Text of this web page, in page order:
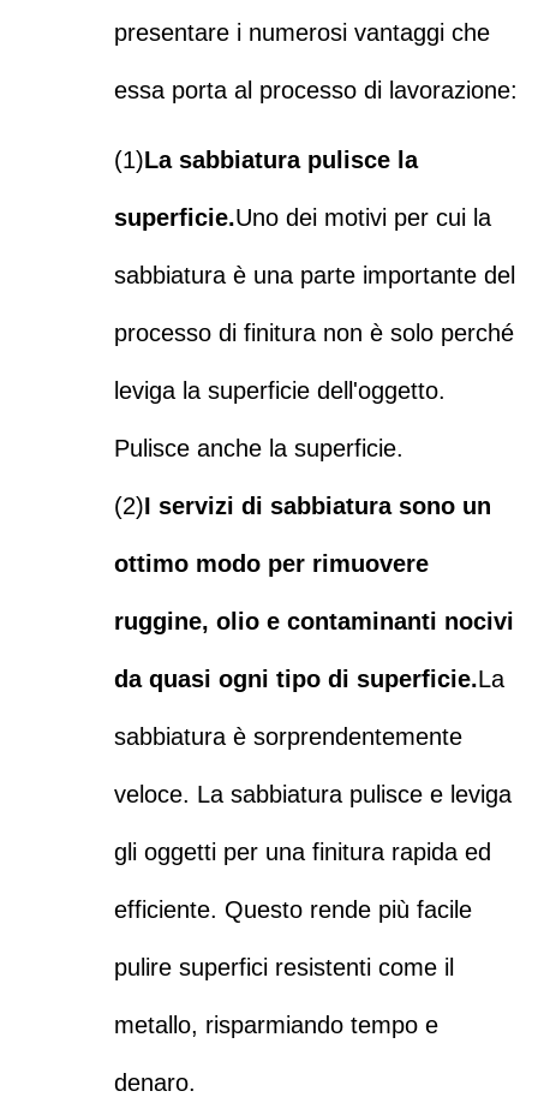
presentare i numerosi vantaggi che
essa porta al processo di lavorazione:
(1)La sabbiatura pulisce la
superficie.Uno dei motivi per cui la
sabbiatura è una parte importante del
processo di finitura non è solo perché
leviga la superficie dell'oggetto.
Pulisce anche la superficie.
(2)I servizi di sabbiatura sono un
ottimo modo per rimuovere
ruggine, olio e contaminanti nocivi
da quasi ogni tipo di superficie.La
sabbiatura è sorprendentemente
veloce. La sabbiatura pulisce e leviga
gli oggetti per una finitura rapida ed
efficiente. Questo rende più facile
pulire superfici resistenti come il
metallo, risparmiando tempo e
denaro.